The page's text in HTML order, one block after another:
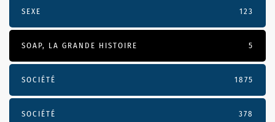
SEXE 123
SOAP, LA GRANDE HISTOIRE 5
SOCIÉTÉ 1875
SOCIÉTÉ 378